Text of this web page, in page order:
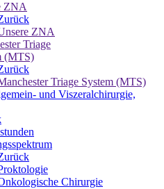
ZNA
ZNA
Triage
(MTS)
Triage System (MTS)
und Viszeralchirurgie,
Chirurgie